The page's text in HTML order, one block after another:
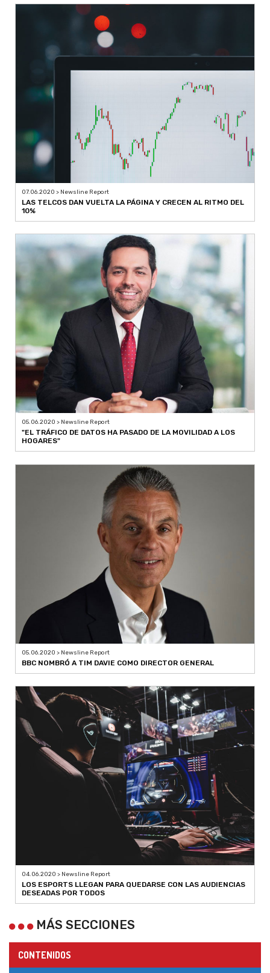
07.06.2020 > Newsline Report
LAS TELCOS DAN VUELTA LA PÁGINA Y CRECEN AL RITMO DEL
10%
05.06.2020 > Newsline Report
"EL TRÁFICO DE DATOS HA PASADO DE LA MOVILIDAD A LOS
HOGARES"
05.06.2020 > Newsline Report
BBC NOMBRÓ A TIM DAVIE COMO DIRECTOR GENERAL
04.06.2020 > Newsline Report
LOS ESPORTS LLEGAN PARA QUEDARSE CON LAS AUDIENCIAS
DESEADAS POR TODOS
MÁS SECCIONES
CONTENIDOS